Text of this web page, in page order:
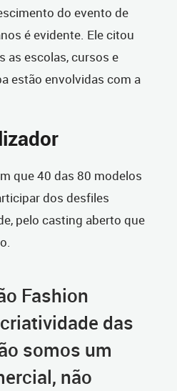
do evento de
é evidente. Ele citou
as escolas, cursos e
estão envolvidas com a
que 40 das 80 modelos
dos desfiles
pelo casting aberto que
Fashion
das
somos um
não